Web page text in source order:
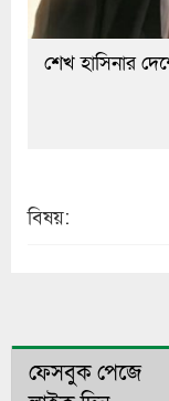
শেখ হাসিনার
বিষয়:
ফেসবুক পেজে